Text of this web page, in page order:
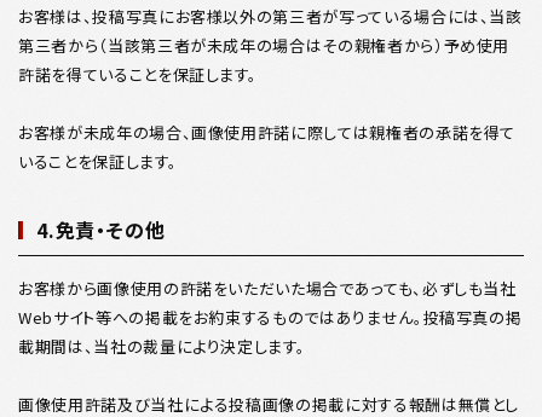
お客様は、投稿写真にお客様以外の第三者が写っている場合には、当該
第三者から（当該第三者が未成年の場合はその親権者から）予め使用
許諾を得ていることを保証します。
お客様が未成年の場合、画像使用許諾に際しては親権者の承諾を得て
いることを保証します。
4.免責・その他
お客様から画像使用の許諾をいただいた場合であっても、必ずしも当社
Webサイト等への掲載をお約束するものではありません。投稿写真の掲
載期間は、当社の裁量により決定します。
画像使用許諾及び当社による投稿画像の掲載に対する報酬は無償とし